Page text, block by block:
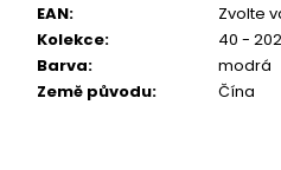
EAN:
Zvolte
Kolekce:
40 -
Barva:
modrá
Země původu: Čína